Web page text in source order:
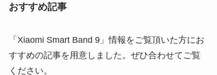
おすすめ記事
「Xiaomi Smart Band 9」情報をご覧頂いた方にお
すすめの記事を用意しました。ぜひ合わせてご覧
ください。